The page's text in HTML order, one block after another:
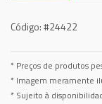
Código:#24422
* Preços de produtos
* Imagem meramente
* Sujeito à